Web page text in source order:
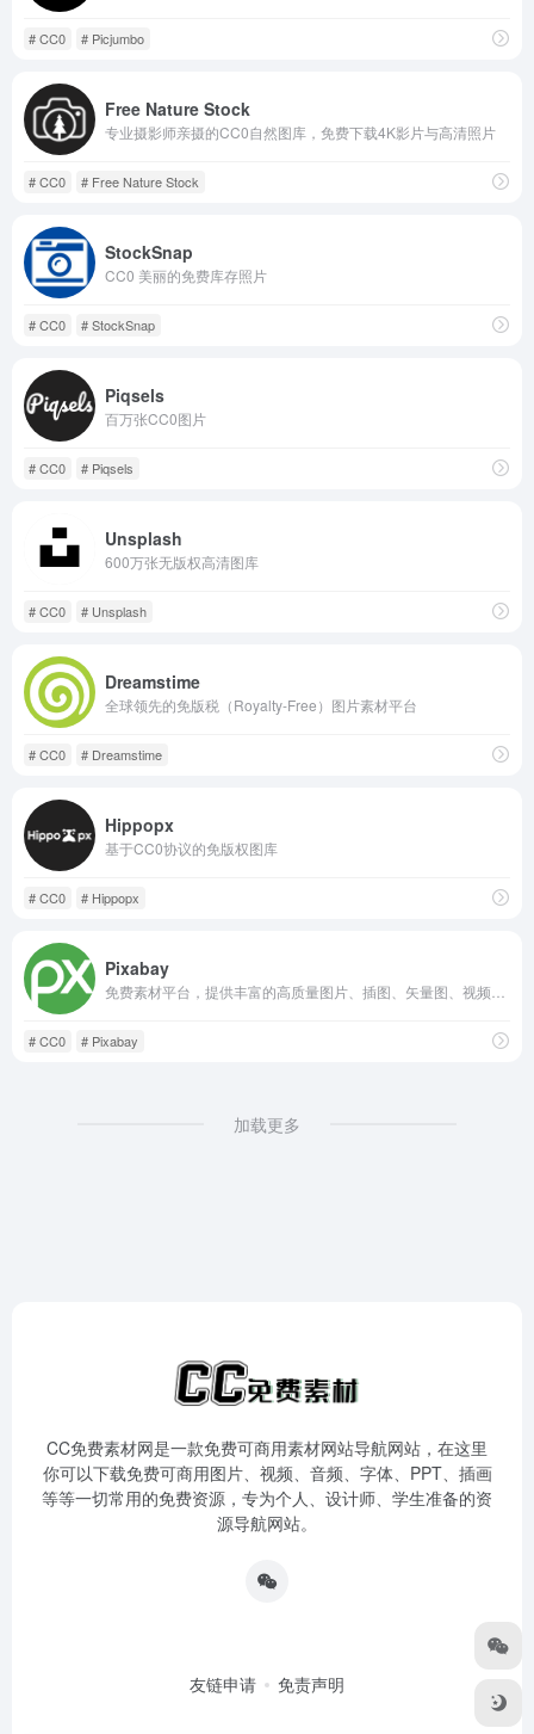
# CC0 # Picjumbo
Free Nature Stock
专业摄影师亲摄的CC0自然图库，免费下载4K影片与高清照片
# CC0 # Free Nature Stock
StockSnap
CC0 美丽的免费库存照片
# CC0 # StockSnap
Piqsels
百万张CC0图片
# CC0 # Piqsels
Unsplash
600万张无版权高清图库
# CC0 # Unsplash
Dreamstime
全球领先的免版税（Royalty-Free）图片素材平台
# CC0 # Dreamstime
Hippopx
基于CC0协议的免版权图库
# CC0 # Hippopx
Pixabay
# CC0 # Pixabay
加载更多
CC免费素材网是一款免费可商用素材网站导航网站，在这里
你可以下载免费可商用图片、视频、音频、字体、PPT、插画
等等一切常用的免费资源，专为个人、设计师、学生准备的资
源导航网站。
友链申请 免责声明